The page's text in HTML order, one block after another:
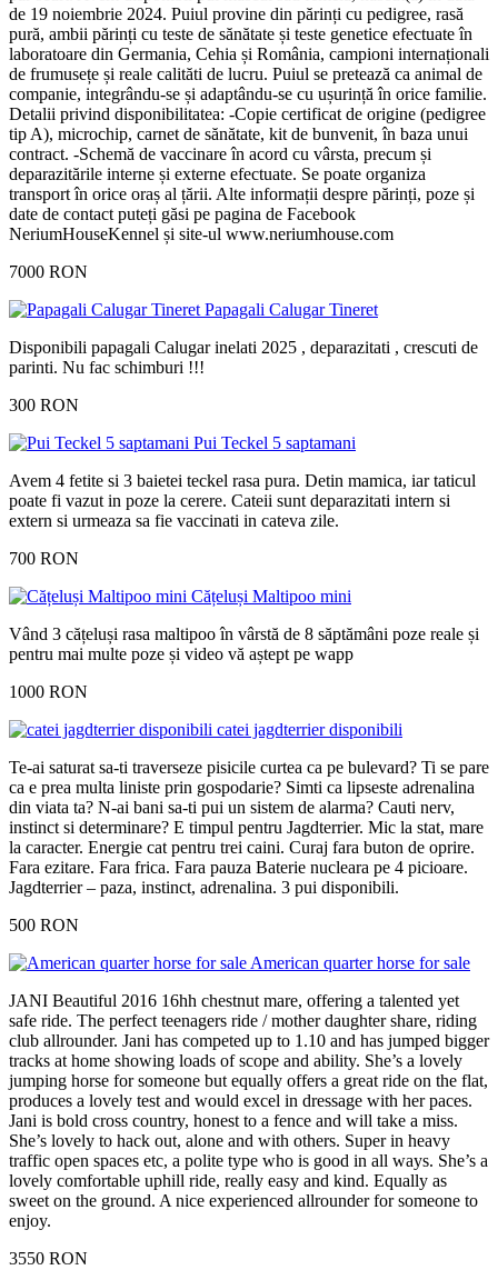
de 19 noiembrie 2024. Puiul provine din părinți cu pedigree, rasă
pură, ambii părinți cu teste de sănătate și teste genetice efectuate în
laboratoare din Germania, Cehia și România, campioni internaționali
de frumusețe și reale calităti de lucru. Puiul se pretează ca animal de
companie, integrându-se și adaptându-se cu ușurință în orice familie.
Detalii privind disponibilitatea: -Copie certificat de origine (pedigree
tip A), microchip, carnet de sănătate, kit de bunvenit, în baza unui
contract. -Schemă de vaccinare în acord cu vârsta, precum și
deparazitările interne și externe efectuate. Se poate organiza
transport în orice oraș al țării. Alte informații despre părinți, poze și
date de contact puteți găsi pe pagina de Facebook
NeriumHouseKennel și site-ul www.neriumhouse.com
7000 RON
Papagali Calugar Tineret
Disponibili papagali Calugar inelati 2025 , deparazitati , crescuti de
parinti. Nu fac schimburi !!!
300 RON
Pui Teckel 5 saptamani
Avem 4 fetite si 3 baietei teckel rasa pura. Detin mamica, iar taticul
poate fi vazut in poze la cerere. Cateii sunt deparazitati intern si
extern si urmeaza sa fie vaccinati in cateva zile.
700 RON
Cățeluși Maltipoo mini
Vând 3 cățeluși rasa maltipoo în vârstă de 8 săptămâni poze reale și
pentru mai multe poze și video vă aștept pe wapp
1000 RON
catei jagdterrier disponibili
Te-ai saturat sa-ti traverseze pisicile curtea ca pe bulevard? Ti se pare
ca e prea multa liniste prin gospodarie? Simti ca lipseste adrenalina
din viata ta? N-ai bani sa-ti pui un sistem de alarma? Cauti nerv,
instinct si determinare? E timpul pentru Jagdterrier. Mic la stat, mare
la caracter. Energie cat pentru trei caini. Curaj fara buton de oprire.
Fara ezitare. Fara frica. Fara pauza Baterie nucleara pe 4 picioare.
Jagdterrier – paza, instinct, adrenalina. 3 pui disponibili.
500 RON
American quarter horse for sale
JANI Beautiful 2016 16hh chestnut mare, offering a talented yet
safe ride. The perfect teenagers ride / mother daughter share, riding
club allrounder. Jani has competed up to 1.10 and has jumped bigger
tracks at home showing loads of scope and ability. She’s a lovely
jumping horse for someone but equally offers a great ride on the flat,
produces a lovely test and would excel in dressage with her paces.
Jani is bold cross country, honest to a fence and will take a miss.
She’s lovely to hack out, alone and with others. Super in heavy
traffic open spaces etc, a polite type who is good in all ways. She’s a
lovely comfortable uphill ride, really easy and kind. Equally as
sweet on the ground. A nice experienced allrounder for someone to
enjoy.
3550 RON